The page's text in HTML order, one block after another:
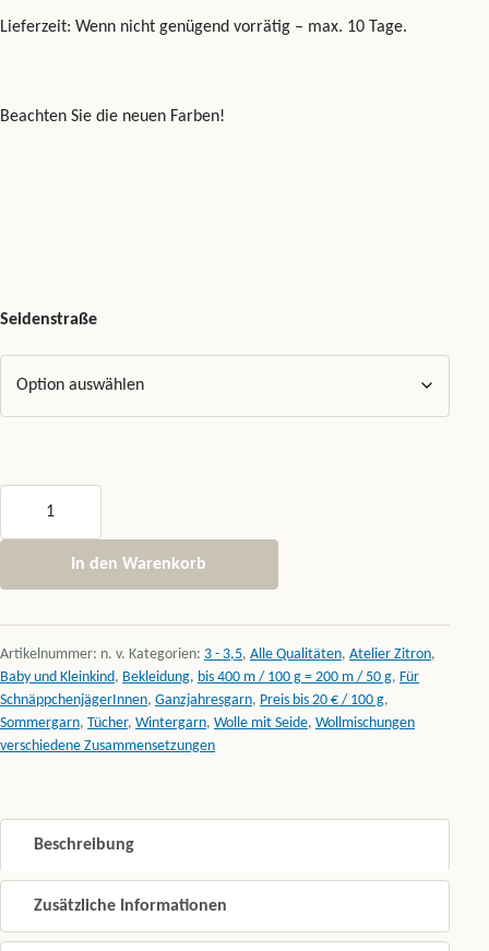
Lieferzeit: Wenn nicht genügend vorrätig – max. 10 Tage.
Beachten Sie die neuen Farben!
Seidenstraße
In den Warenkorb
Artikelnummer: n. v. Kategorien: 3 - 3,5, Alle Qualitäten, Atelier Zitron,
Baby und Kleinkind, Bekleidung, bis 400 m / 100 g = 200 m / 50 g, Für
SchnäppchenjägerInnen, Ganzjahresgarn, Preis bis 20 € / 100 g,
Sommergarn, Tücher, Wintergarn, Wolle mit Seide, Wollmischungen
verschiedene Zusammensetzungen
Beschreibung
Zusätzliche Informationen